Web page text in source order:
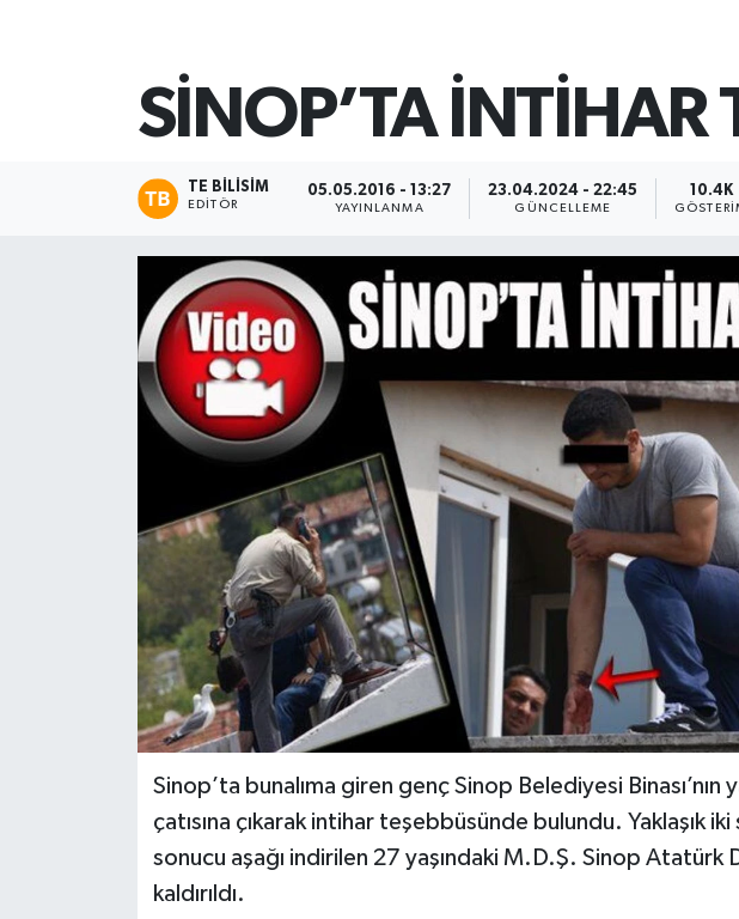
SİNOP’TA İNTİHAR
TE BILISIM
EDITÖR
05.05.2016 - 13:27
YAYINLANMA
23.04.2024 - 22:45
GÜNCELLEME
10.4K
Sinop’ta bunalıma giren genç Sinop Belediyesi Binası’nın
çatısına çıkarak intihar teşebbüsünde bulundu. Yaklaşık iki
sonucu aşağı indirilen 27 yaşındaki M.D.Ş. Sinop Atatürk
kaldırıldı.